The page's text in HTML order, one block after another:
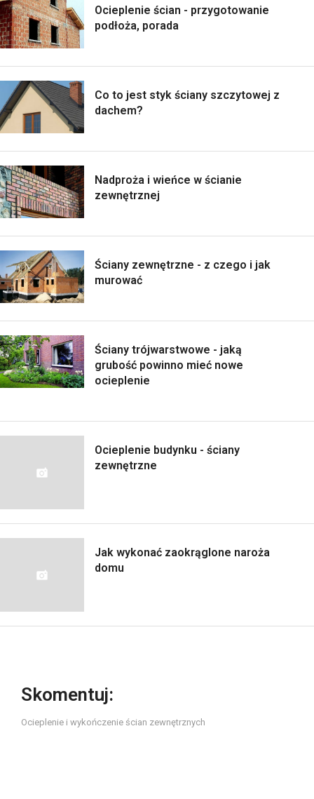
Ocieplenie ścian - przygotowanie
podłoża, porada
Co to jest styk ściany szczytowej z
dachem?
Nadproża i wieńce w ścianie
zewnętrznej
Ściany zewnętrzne - z czego i jak
murować
Ściany trójwarstwowe - jaką
grubość powinno mieć nowe
ocieplenie
Ocieplenie budynku - ściany
zewnętrzne
Jak wykonać zaokrąglone naroża
domu
Skomentuj:
Ocieplenie i wykończenie ścian zewnętrznych